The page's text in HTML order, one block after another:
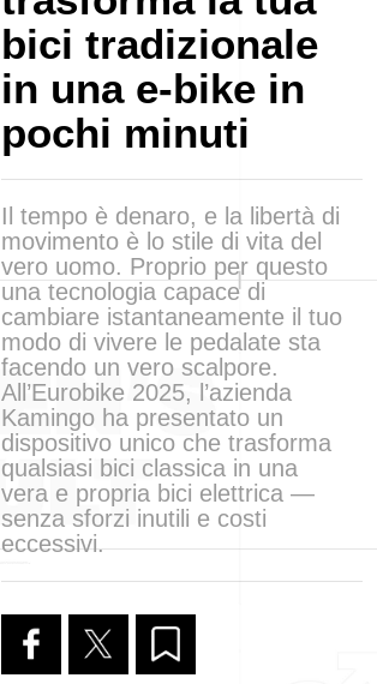
bici tradizionale
in una e-bike in
pochi minuti
Il tempo è denaro, e la libertà di
movimento è lo stile di vita del
vero uomo. Proprio per questo
una tecnologia capace di
cambiare istantaneamente il tuo
modo di vivere le pedalate sta
facendo un vero scalpore.
All’Eurobike 2025, l’azienda
Kamingo ha presentato un
dispositivo unico che trasforma
qualsiasi bici classica in una
vera e propria bici elettrica —
senza sforzi inutili e costi
eccessivi.